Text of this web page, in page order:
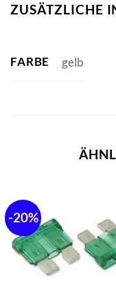
ZUSÄTZLICHE
FARBE gelb
-20%